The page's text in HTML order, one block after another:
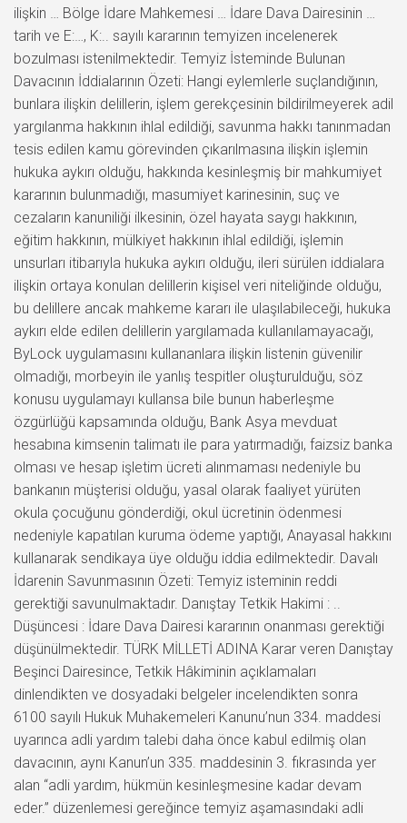
ilişkin … Bölge İdare Mahkemesi … İdare Dava Dairesinin …
tarih ve E:…, K:.. sayılı kararının temyizen incelenerek
bozulması istenilmektedir. Temyiz İsteminde Bulunan
Davacının İddialarının Özeti: Hangi eylemlerle suçlandığının,
bunlara ilişkin delillerin, işlem gerekçesinin bildirilmeyerek adil
yargılanma hakkının ihlal edildiği, savunma hakkı tanınmadan
tesis edilen kamu görevinden çıkarılmasına ilişkin işlemin
hukuka aykırı olduğu, hakkında kesinleşmiş bir mahkumiyet
kararının bulunmadığı, masumiyet karinesinin, suç ve
cezaların kanuniliği ilkesinin, özel hayata saygı hakkının,
eğitim hakkının, mülkiyet hakkının ihlal edildiği, işlemin
unsurları itibarıyla hukuka aykırı olduğu, ileri sürülen iddialara
ilişkin ortaya konulan delillerin kişisel veri niteliğinde olduğu,
bu delillere ancak mahkeme kararı ile ulaşılabileceği, hukuka
aykırı elde edilen delillerin yargılamada kullanılamayacağı,
ByLock uygulamasını kullananlara ilişkin listenin güvenilir
olmadığı, morbeyin ile yanlış tespitler oluşturulduğu, söz
konusu uygulamayı kullansa bile bunun haberleşme
özgürlüğü kapsamında olduğu, Bank Asya mevduat
hesabına kimsenin talimatı ile para yatırmadığı, faizsiz banka
olması ve hesap işletim ücreti alınmaması nedeniyle bu
bankanın müşterisi olduğu, yasal olarak faaliyet yürüten
okula çocuğunu gönderdiği, okul ücretinin ödenmesi
nedeniyle kapatılan kuruma ödeme yaptığı, Anayasal hakkını
kullanarak sendikaya üye olduğu iddia edilmektedir. Davalı
İdarenin Savunmasının Özeti: Temyiz isteminin reddi
gerektiği savunulmaktadır. Danıştay Tetkik Hakimi : ..
Düşüncesi : İdare Dava Dairesi kararının onanması gerektiği
düşünülmektedir. TÜRK MİLLETİ ADINA Karar veren Danıştay
Beşinci Dairesince, Tetkik Hâkiminin açıklamaları
dinlendikten ve dosyadaki belgeler incelendikten sonra
6100 sayılı Hukuk Muhakemeleri Kanunu’nun 334. maddesi
uyarınca adli yardım talebi daha önce kabul edilmiş olan
davacının, aynı Kanun’un 335. maddesinin 3. fıkrasında yer
alan “adli yardım, hükmün kesinleşmesine kadar devam
eder.” düzenlemesi gereğince temyiz aşamasındaki adli